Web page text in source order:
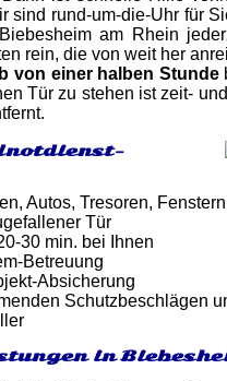
sind rund-um-die-Uhr für
am Rhein
rein, die von weit her
von einer halben Stunde
Tür zu stehen ist zeit-
Autos, Tresoren,
Tür
30 min. bei Ihnen
Betreuung
Absicherung
Schutzbeschlägen
in